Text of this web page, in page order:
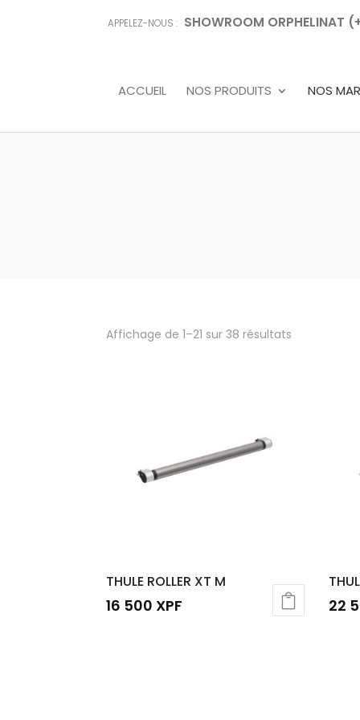
APPELEZ-NOUS : SHOWROOM ORPHELINAT
ACCUEIL NOS PRODUITS NOS
Affichage de 1–21 sur 38 résultats
THULE ROLLER XT M
16 500 XPF 22